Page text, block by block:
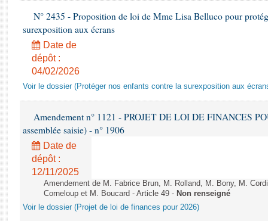
N° 2435 - Proposition de loi de Mme Lisa Belluco pour
surexposition aux écrans
Date de
dépôt :
04/02/2026
Voir le dossier (Protéger nos enfants contre la surexposition aux
Amendement n° 1121 - PROJET DE LOI DE FINANCES
assemblée saisie) - n° 1906
Date de
dépôt :
12/11/2025
Amendement de M. Fabrice Brun, M. Rolland, M. Bony, M.
Corneloup et M. Boucard - Article 49 - Non renseigné
Voir le dossier (Projet de loi de finances pour 2026)